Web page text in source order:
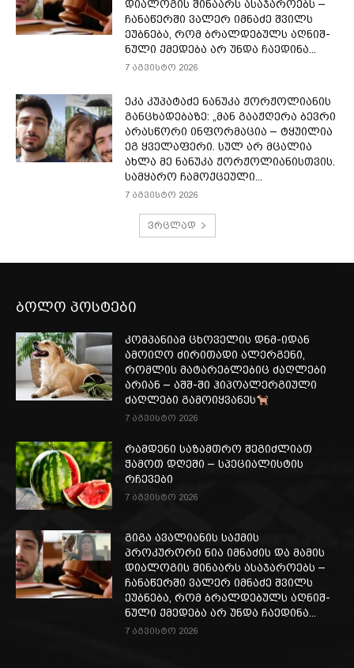
დიალოგის შინაარს ასაჯაროებს –
ჩა­ნა­წერ­ში ვა­ლერ იმ­ნა­ძე შვილს
ეუბ­ნე­ბა, რომ ბრალ­დე­ბულს აღ­ნიშ­
ნუ­ლი ქმე­დე­ბა არ უნდა ჩა­ე­დი­ნა...
7 აგვისტო 2026
ეკა კუპატაძე ნანუკა ჟორჟოლიანის
განცხადებაზე: „მან გააჟღერა ბევრი
არასწორი ინფორმაცია – ტყუილია
ეგ ყველაფერი. სულ არ მცალია
ახლა მე ნანუკა ჟორჟოლიანისთვის.
სამყარო ჩამოქცეული...
7 აგვისტო 2026
ვრცლად
ბოლო პოსტები
კომპანიამ ცხოველის დნმ-იდან
ამოიღო ძირითადი ალერგენი,
რომლის მატარებლებიც ძაღლები
არიან – აშშ-ში ჰიპოალერგიული
ძაღლები გამოიყვანეს
7 აგვისტო 2026
რამდენი საზამთრო შეგიძლიათ
ჭამოთ დღეში – სპეციალისტის
რჩევები
7 აგვისტო 2026
გიგა ავალიანის საქმის
პროკურორი ნია იმნაძის და მამის
დიალოგის შინაარს ასაჯაროებს –
ჩა­ნა­წერ­ში ვა­ლერ იმ­ნა­ძე შვილს
ეუბ­ნე­ბა, რომ ბრალ­დე­ბულს აღ­ნიშ­
ნუ­ლი ქმე­დე­ბა არ უნდა ჩა­ე­დი­ნა...
7 აგვისტო 2026